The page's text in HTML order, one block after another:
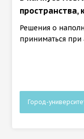
пространства,
Решения о
приниматься при
Город-